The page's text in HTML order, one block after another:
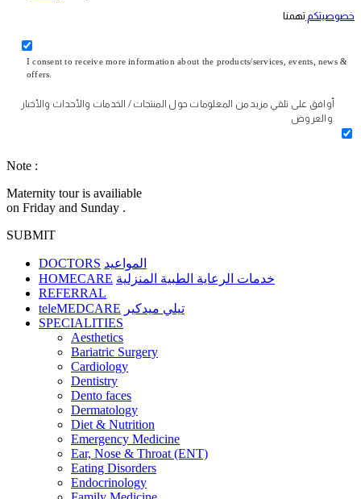
خصوصيتكم تهمنا
I consent to receive more information about the products/services, events, news &
offers.
أوافق على تلقي مزيد من المعلومات حول المنتجات / الخدمات والأحداث والأخبار
والعروض.
Note :
Maternity tour is availiable
on Friday and Sunday .
SUBMIT
DOCTORS المواعيد
HOMECARE خدمات الرعاية الطبية المنزلية
REFERRAL
teleMEDCARE تيلي ميدكير
SPECIALITIES
Aesthetics
Bariatric Surgery
Cardiology
Dentistry
Dento faces
Dermatology
Diet & Nutrition
Emergency Medicine
Ear, Nose & Throat (ENT)
Eating Disorders
Endocrinology